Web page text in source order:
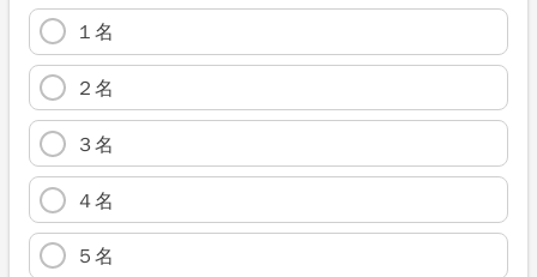
１名
２名
３名
４名
５名